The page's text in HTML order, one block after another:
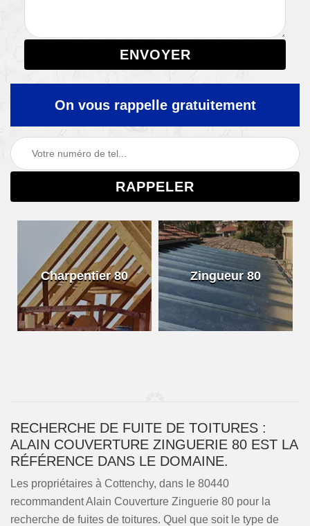
On vous rappelle gratuitement
Charpentier 80 Zingueur 80
RECHERCHE DE FUITE DE TOITURES :
ALAIN COUVERTURE ZINGUERIE 80 EST LA
RÉFÉRENCE DANS LE DOMAINE.
Les propriétaires à Cottenchy, dans le 80440
recommandent Alain Couverture Zinguerie 80 pour la
recherche de fuites de toitures. Quel que soit le type de